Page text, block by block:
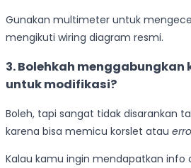
Gunakan multimeter untuk
mengikuti wiring diagram resmi.
3. Bolehkah menggabungkan
untuk modifikasi?
Boleh, tapi sangat tidak disarankan
karena bisa memicu korslet atau
Kalau kamu ingin mendapatkan